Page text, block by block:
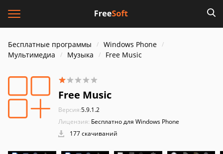
Бесплатные программы
Windows Phone
Мультимедиа
Музыка Free Music
Free Music
Версия:5.9.1.2
Лицензия: Бесплатно для Windows Phone
177 скачиваний